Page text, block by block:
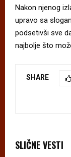
Nakon njenog
upravo sa
podsetivši sve
najbolje što
SHARE
SLIČNE VESTI